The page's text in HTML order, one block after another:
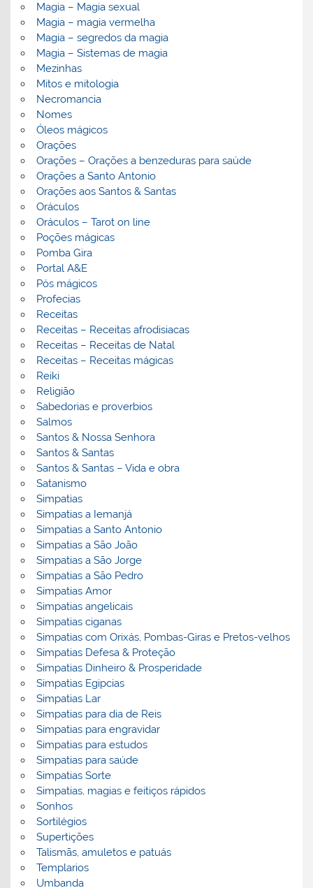
Magia – Magia sexual
Magia – magia vermelha
Magia – segredos da magia
Magia – Sistemas de magia
Mezinhas
Mitos e mitologia
Necromancia
Nomes
Óleos mágicos
Orações
Orações – Orações a benzeduras para saúde
Orações a Santo Antonio
Orações aos Santos & Santas
Oráculos
Oráculos – Tarot on line
Poções mágicas
Pomba Gira
Portal A&E
Pós mágicos
Profecias
Receitas
Receitas – Receitas afrodisiacas
Receitas – Receitas de Natal
Receitas – Receitas mágicas
Reiki
Religião
Sabedorias e proverbios
Salmos
Santos & Nossa Senhora
Santos & Santas
Santos & Santas – Vida e obra
Satanismo
Simpatias
Simpatias a Iemanjá
Simpatias a Santo Antonio
Simpatias a São João
Simpatias a São Jorge
Simpatias a São Pedro
Simpatias Amor
Simpatias angelicais
Simpatias ciganas
Simpatias com Orixás, Pombas-Giras e Pretos-velhos
Simpatias Defesa & Proteção
Simpatias Dinheiro & Prosperidade
Simpatias Egipcias
Simpatias Lar
Simpatias para dia de Reis
Simpatias para engravidar
Simpatias para estudos
Simpatias para saúde
Simpatias Sorte
Simpatias, magias e feitiços rápidos
Sonhos
Sortilégios
Supertições
Talismãs, amuletos e patuás
Templarios
Umbanda